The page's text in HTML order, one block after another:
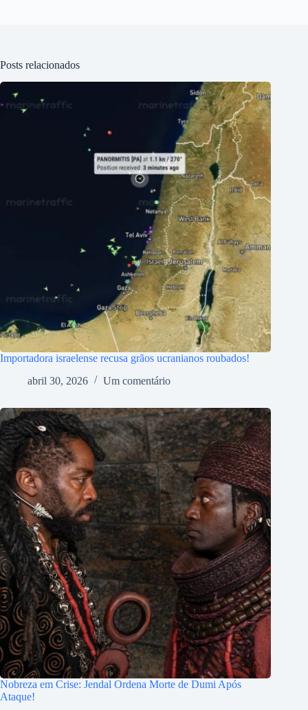
Posts relacionados
Importadora israelense recusa grãos ucranianos roubados!
abril 30, 2026
Um comentário
Nobreza em Crise: Jendal Ordena Morte de Dumi Após
Ataque!